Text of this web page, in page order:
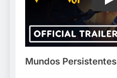
Play
Mundos Persistentes